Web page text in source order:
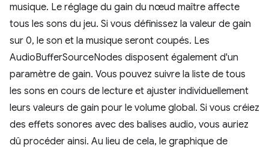
musique. Le réglage du gain du nœud maître affecte
tous les sons du jeu. Si vous définissez la valeur de gain
sur 0, le son et la musique seront coupés. Les
AudioBufferSourceNodes disposent également d'un
paramètre de gain. Vous pouvez suivre la liste de tous
les sons en cours de lecture et ajuster individuellement
leurs valeurs de gain pour le volume global. Si vous créiez
des effets sonores avec des balises audio, vous auriez
dû procéder ainsi. Au lieu de cela, le graphique de